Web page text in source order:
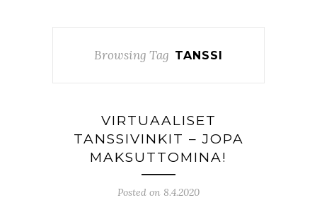
Browsing Tag TANSSI
VIRTUAALISET
TANSSIVINKIT – JOPA
MAKSUTTOMINA!
Posted on 8.4.2020